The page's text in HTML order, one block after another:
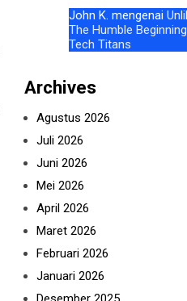
John K. mengenai
The Humble
Tech Titans
Archives
Agustus 2026
Juli 2026
Juni 2026
Mei 2026
April 2026
Maret 2026
Februari 2026
Januari 2026